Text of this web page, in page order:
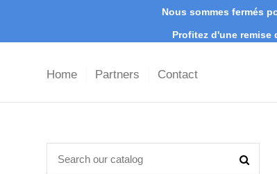
Nous sommes fermés
Profitez d'une
Home Partners Contact